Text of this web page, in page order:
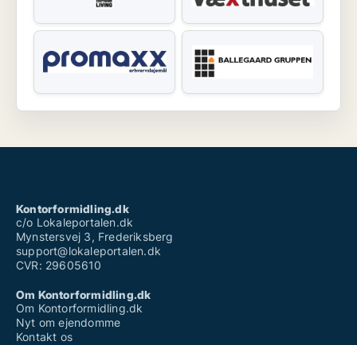
Kontorformidling.dk
c/o Lokaleportalen.dk
Mynstersvej 3, Frederiksberg
support@lokaleportalen.dk
CVR: 29605610
Om Kontorformidling.dk
Om Kontorformidling.dk
Nyt om ejendomme
Kontakt os